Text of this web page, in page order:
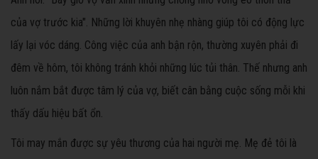
của vợ trước kia". Những lời khuyên nhẹ nhàng giúp tôi có động lực
lấy lại vóc dáng. Công việc của anh bận rộn, thường xuyên phải đi
đêm về hôm, tôi không tránh khỏi những lúc tủi thân. Thế nhưng anh
luôn nắm bắt được tâm lý của vợ, biết cân bằng cuộc sống mỗi khi
thấy dấu hiệu bất ổn.
Tôi may mắn được sự yêu thương của hai người mẹ. Mẹ đẻ tôi là